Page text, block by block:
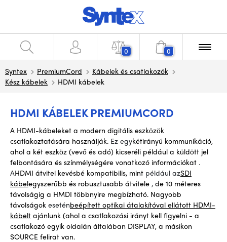
0 0
Syntex PremiumCord
Kábelek és csatlakozók
Kész kábelek
HDMI kábelek
HDMI KÁBELEK PREMIUMCORD
A HDMI-kábeleket a modern digitális eszközök
csatlakoztatására használják. Ez egykétirányú kommunikáció,
ahol a két eszköz (vevő és adó) kicseréli például a küldött jel
felbontására és színmélységére vonatkozó információkat .
AHDMI átvitel kevésbé kompatibilis, mint például azSDI
kábelegyszerűbb és robusztusabb átvitele , de 10 méteres
távolságig a HMDI többnyire megbízható. Nagyobb
távolságok eseténbeépített optikai átalakítóval ellátott HDMI-
kábelt ajánlunk (ahol a csatlakozási irányt kell figyelni - a
csatlakozó egyik oldalán általában DISPLAY, a másikon
SOURCE felirat van.